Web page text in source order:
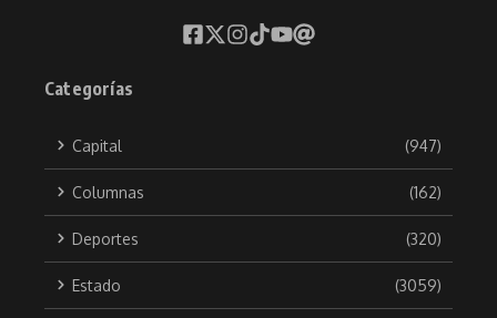
Categorías
Capital (947)
Columnas (162)
Deportes (320)
Estado (3059)